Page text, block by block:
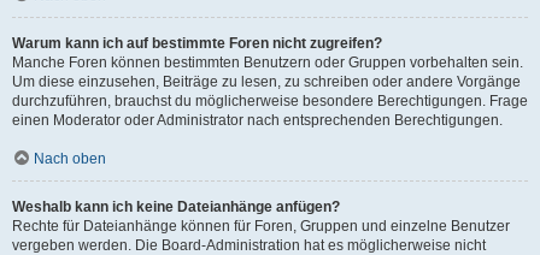
Warum kann ich auf bestimmte Foren nicht zugreifen?
Manche Foren können bestimmten Benutzern oder Gruppen vorbehalten sein.
Um diese einzusehen, Beiträge zu lesen, zu schreiben oder andere Vorgänge
durchzuführen, brauchst du möglicherweise besondere Berechtigungen. Frage
einen Moderator oder Administrator nach entsprechenden Berechtigungen.
Nach oben
Weshalb kann ich keine Dateianhänge anfügen?
Rechte für Dateianhänge können für Foren, Gruppen und einzelne Benutzer
vergeben werden. Die Board-Administration hat es möglicherweise nicht